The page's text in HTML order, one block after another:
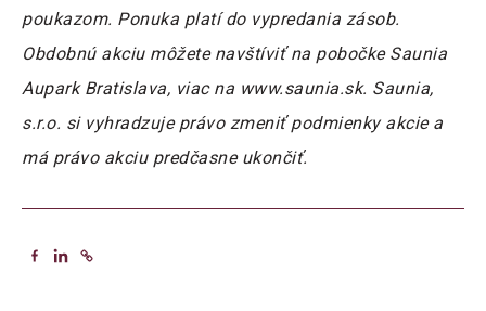
poukazom. Ponuka platí do vypredania zásob.
Obdobnú akciu môžete navštíviť na pobočke Saunia
Aupark Bratislava, viac na www.saunia.sk. Saunia,
s.r.o. si vyhradzuje právo zmeniť podmienky akcie a
má právo akciu predčasne ukončiť.